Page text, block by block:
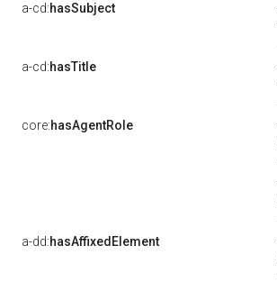
a-cd:hasSubject
a-cd:hasTitle
core:hasAgentRole
a-dd:hasAffixedElement